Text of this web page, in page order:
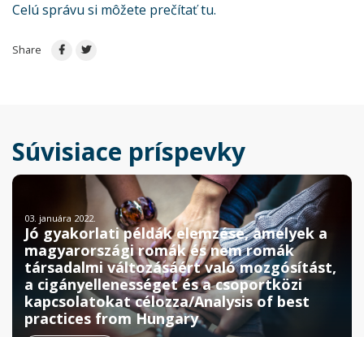
Celú správu si môžete prečítať tu.
Share
Súvisiace príspevky
03. januára 2022.
Jó gyakorlati példák elemzése, amelyek a
magyarországi romák és nem romák
társadalmi változásáért való mozgósítást,
a cigányellenességet és a csoportközi
kapcsolatokat célozza/Analysis of best
practices from Hungary